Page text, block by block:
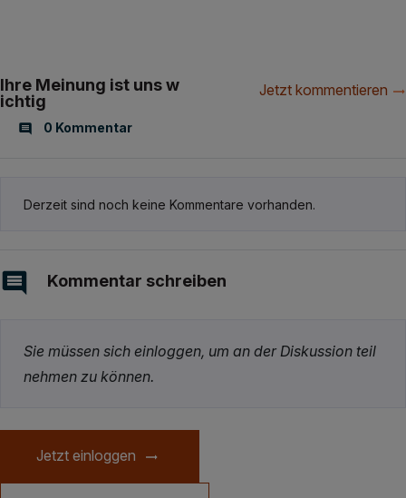
Ihre Meinung ist uns w
ichtig
0 Kommentar
Jetzt kommentieren
Derzeit sind noch keine Kommentare vorhanden.
Kommentar schreiben
Sie müssen sich einloggen, um an der Diskussion teil
nehmen zu können.
Jetzt einloggen